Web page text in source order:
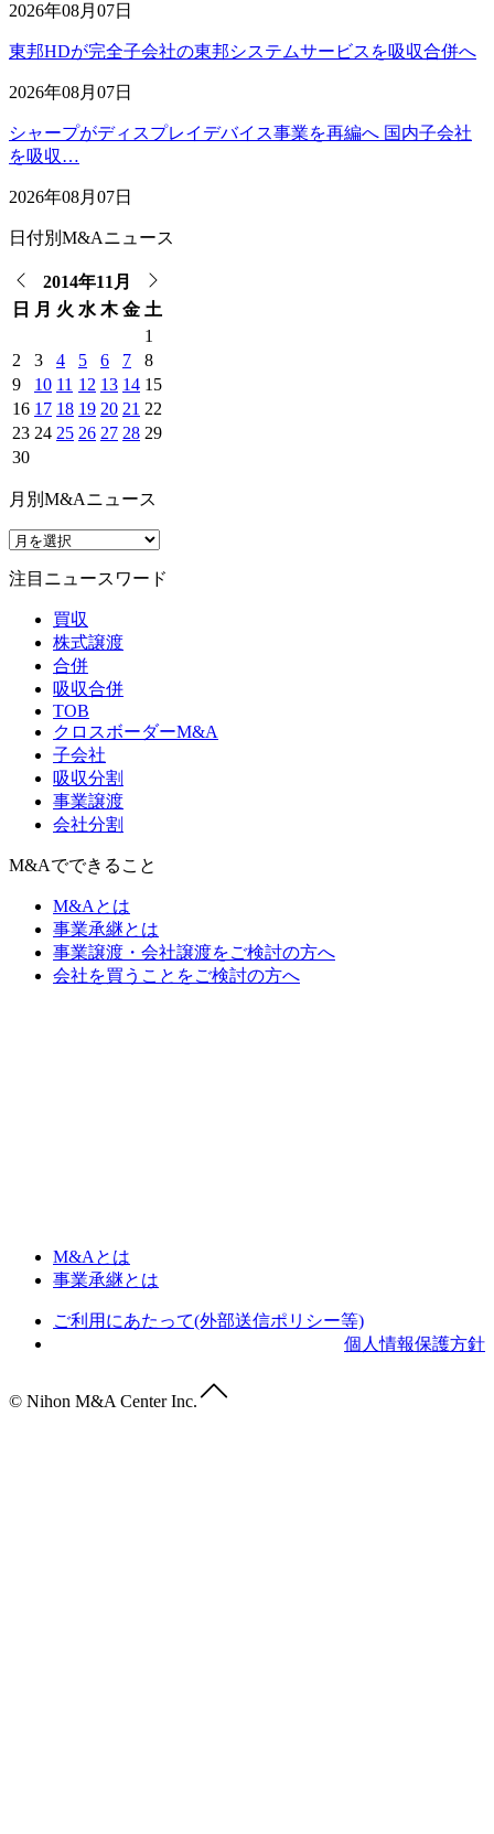
2026年08月07日
東邦HDが完全子会社の東邦システムサービスを吸収合併へ
2026年08月07日
シャープがディスプレイデバイス事業を再編へ 国内子会社
を吸収…
2026年08月07日
日付別M&Aニュース
2014年11月
日
月 火 水 木 金 土
1
2
3 4 5 6 7
8
9
10 11 12 13 14 15
16 17 18 19 20 21 22
23 24 25 26 27 28 29
30
月別M&Aニュース
注目ニュースワード
買収
株式譲渡
合併
吸収合併
TOB
クロスボーダーM&A
子会社
吸収分割
事業譲渡
会社分割
M&Aでできること
M&Aとは
事業承継とは
事業譲渡・会社譲渡をご検討の方へ
会社を買うことをご検討の方へ
M&Aとは
事業承継とは
ご利用にあたって(外部送信ポリシー等)
個人情報保護方針
© Nihon M&A Center Inc.